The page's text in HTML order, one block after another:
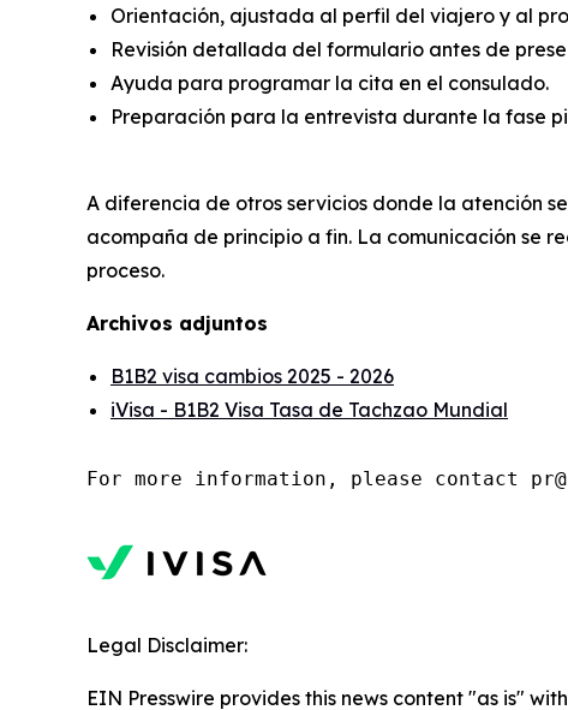
Orientación, ajustada al perfil del viajero y al
Revisión detallada del formulario antes de
Ayuda para programar la cita en el consulado.
Preparación para la entrevista durante la fase
A diferencia de otros servicios donde la atención
acompaña de principio a fin. La comunicación se
proceso.
Archivos adjuntos
B1B2 visa cambios 2025 - 2026
iVisa - B1B2 Visa Tasa de Tachzao Mundial
For more information, please contact
Legal Disclaimer:
EIN Presswire provides this news content "as is"